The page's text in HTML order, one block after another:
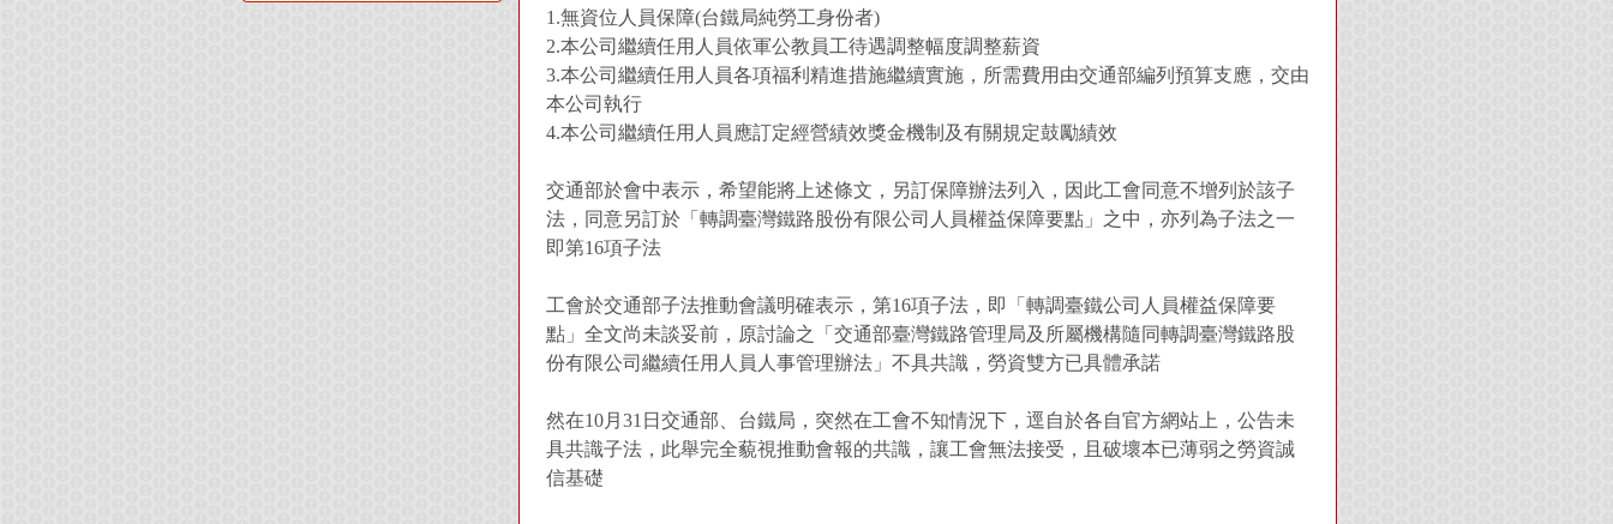
1.無資位人員保障(台鐵局純勞工身份者)
2.本公司繼續任用人員依軍公教員工待遇調整幅度調整薪資
3.本公司繼續任用人員各項福利精進措施繼續實施，所需費用由交通部編列預算支應，交由
本公司執行
4.本公司繼續任用人員應訂定經營績效獎金機制及有關規定鼓勵績效
交通部於會中表示，希望能將上述條文，另訂保障辦法列入，因此工會同意不增列於該子
法，同意另訂於「轉調臺灣鐵路股份有限公司人員權益保障要點」之中，亦列為子法之一
即第16項子法
工會於交通部子法推動會議明確表示，第16項子法，即「轉調臺鐵公司人員權益保障要
點」全文尚未談妥前，原討論之「交通部臺灣鐵路管理局及所屬機構隨同轉調臺灣鐵路股
份有限公司繼續任用人員人事管理辦法」不具共識，勞資雙方已具體承諾
然在10月31日交通部、台鐵局，突然在工會不知情況下，逕自於各自官方網站上，公告未
具共識子法，此舉完全藐視推動會報的共識，讓工會無法接受，且破壞本已薄弱之勞資誠
信基礎